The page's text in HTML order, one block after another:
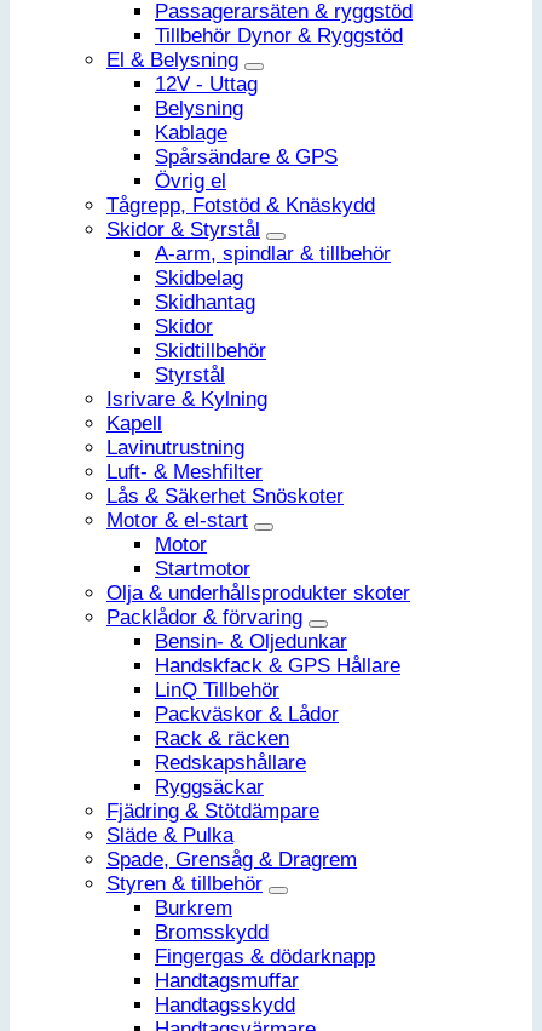
Passagerarsäten & ryggstöd
Tillbehör Dynor & Ryggstöd
El & Belysning
12V - Uttag
Belysning
Kablage
Spårsändare & GPS
Övrig el
Tågrepp, Fotstöd & Knäskydd
Skidor & Styrstål
A-arm, spindlar & tillbehör
Skidbelag
Skidhantag
Skidor
Skidtillbehör
Styrstål
Isrivare & Kylning
Kapell
Lavinutrustning
Luft- & Meshfilter
Lås & Säkerhet Snöskoter
Motor & el-start
Motor
Startmotor
Olja & underhållsprodukter skoter
Packlådor & förvaring
Bensin- & Oljedunkar
Handskfack & GPS Hållare
LinQ Tillbehör
Packväskor & Lådor
Rack & räcken
Redskapshållare
Ryggsäckar
Fjädring & Stötdämpare
Släde & Pulka
Spade, Grensåg & Dragrem
Styren & tillbehör
Burkrem
Bromsskydd
Fingergas & dödarknapp
Handtagsmuffar
Handtagsskydd